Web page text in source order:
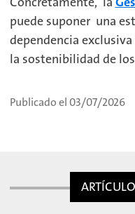
puede suponer una
dependencia
la sostenibilidad de
Publicado el 03/07/2026